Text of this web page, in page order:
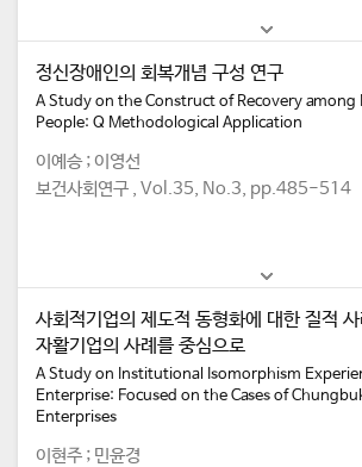
정신장애인의 회복개념 구성 연구
A Study on the Construct of Recovery among
People: Q Methodological Application
이예승 ; 이영선
보건사회연구 , Vol.35, No.3, pp.485-514
사회적기업의 제도적 동형화에 대한 질적
자활기업의 사례를 중심으로
A Study on Institutional Isomorphism
Enterprise: Focused on the Cases of
Enterprises
이현주 ; 민윤경